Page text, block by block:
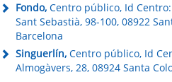
Fondo, Centro público, Id
Sant Sebastià, 98-100, 08922
Barcelona
Singuerlín, Centro público, Id
Almogàvers, 28, 08924 Santa